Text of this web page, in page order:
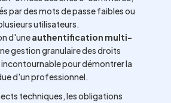
par des mots de passe faibles ou
utilisateurs.
d'uneauthentification multi-
gestion granulaire des droits
pour démontrer la
d'un professionnel.
techniques, les obligations